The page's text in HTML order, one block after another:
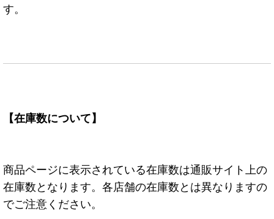
す。
【在庫数について】
商品ページに表示されている在庫数は通販サイト上の
在庫数となります。各店舗の在庫数とは異なりますの
でご注意ください。